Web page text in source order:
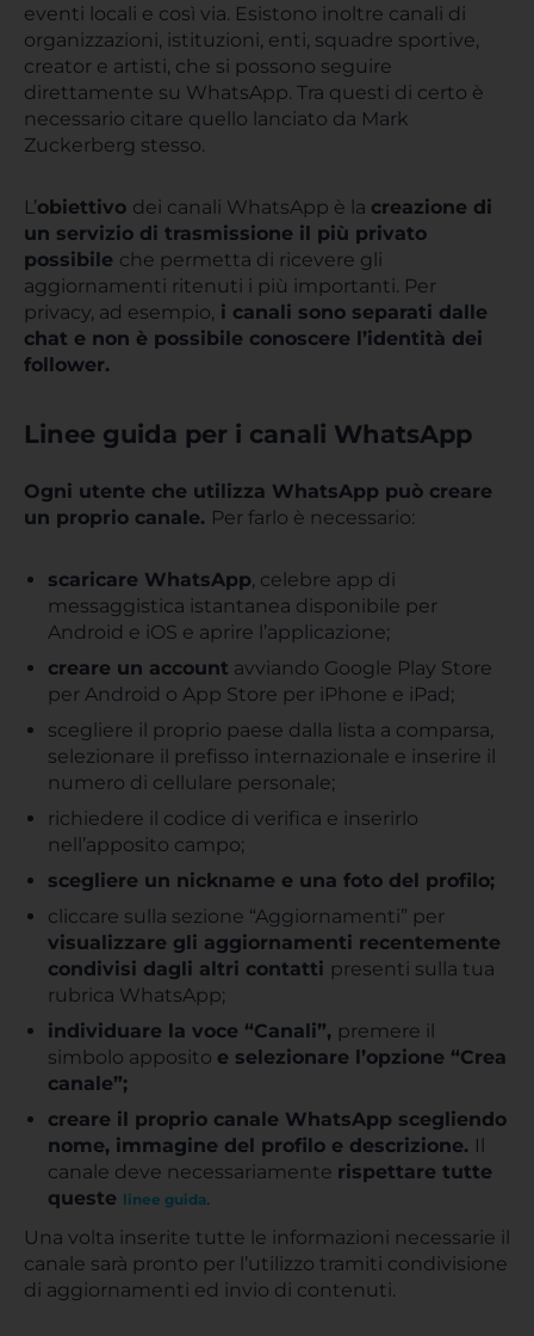
eventi locali e così via. Esistono inoltre canali di
organizzazioni, istituzioni, enti, squadre sportive,
creator e artisti, che si possono seguire
direttamente su WhatsApp. Tra questi di certo è
necessario citare quello lanciato da Mark
Zuckerberg stesso.
L’obiettivo dei canali WhatsApp è la creazione di
un servizio di trasmissione il più privato
possibile che permetta di ricevere gli
aggiornamenti ritenuti i più importanti. Per
privacy, ad esempio, i canali sono separati dalle
chat e non è possibile conoscere l’identità dei
follower.
Linee guida per i canali WhatsApp
Ogni utente che utilizza WhatsApp può creare
un proprio canale. Per farlo è necessario:
scaricare WhatsApp, celebre app di
messaggistica istantanea disponibile per
Android e iOS e aprire l’applicazione;
creare un account avviando Google Play Store
per Android o App Store per iPhone e iPad;
scegliere il proprio paese dalla lista a comparsa,
selezionare il prefisso internazionale e inserire il
numero di cellulare personale;
richiedere il codice di verifica e inserirlo
nell’apposito campo;
scegliere un nickname e una foto del profilo;
cliccare sulla sezione “Aggiornamenti” per
visualizzare gli aggiornamenti recentemente
condivisi dagli altri contatti presenti sulla tua
rubrica WhatsApp;
individuare la voce “Canali”, premere il
simbolo apposito e selezionare l’opzione “Crea
canale”;
creare il proprio canale WhatsApp scegliendo
nome, immagine del profilo e descrizione. Il
canale deve necessariamente rispettare tutte
queste linee guida.
Una volta inserite tutte le informazioni necessarie il
canale sarà pronto per l’utilizzo tramiti condivisione
di aggiornamenti ed invio di contenuti.